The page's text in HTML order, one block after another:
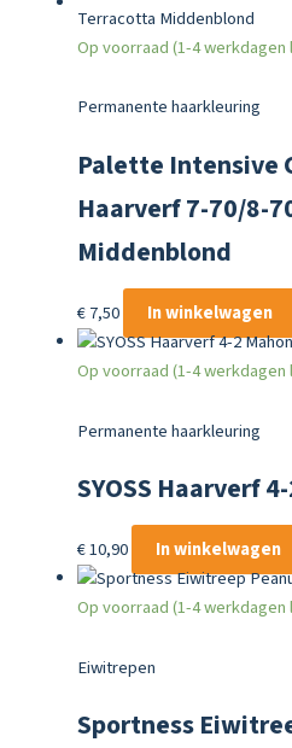
Op voorraad (1-4
Permanente haarkleuring
Palette Intensive
Haarverf 7-70/8-
Middenblond
€7,50 In winkelwagen
Op voorraad (1-4
Permanente haarkleuring
SYOSS Haarverf
€10,90 In winkelwagen
Op voorraad (1-4
Eiwitrepen
Sportness